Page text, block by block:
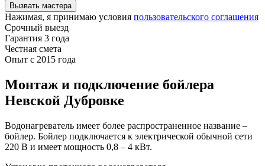
Вызвать мастера
Нажимая, я принимаю условия пользовательского соглашения
Срочный выезд
Гарантия 3 года
Честная смета
Опыт с 2015 года
Монтаж и подключение бойлера
Невской Дубровке
Водонагреватель имеет более распространенное название –
бойлер. Бойлер подключается к электрической обычной сети
220 В и имеет мощность 0,8 – 4 кВт.